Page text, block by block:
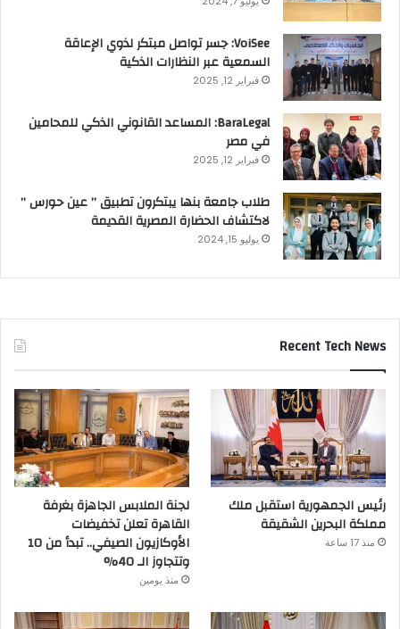
VoiSee: جسر تواصل مبتكر لذوي الإعاقة
السمعية عبر النظارات الذكية
فبراير 12, 2025
BaraLegal: المساعد القانوني الذكي للمحامين
في مصر
فبراير 12, 2025
طلاب جامعة بنها يبتكرون تطبيق ” عين حورس ”
لاكتشاف الحضارة المصرية القديمة
يوليو 15, 2024
Recent Tech News
رئيس الجمهورية استقبل ملك
مملكة البحرين الشقيقة
منذ 17 ساعة
لجنة الملابس الجاهزة بغرفة
القاهرة تعلن تخفيضات
الأوكازيون الصيفي.. تبدأ من 10
وتتجاوز الـ 40%
منذ يومين